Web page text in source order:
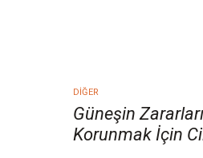
DIĞER
Güneşin
Korunmak İçin